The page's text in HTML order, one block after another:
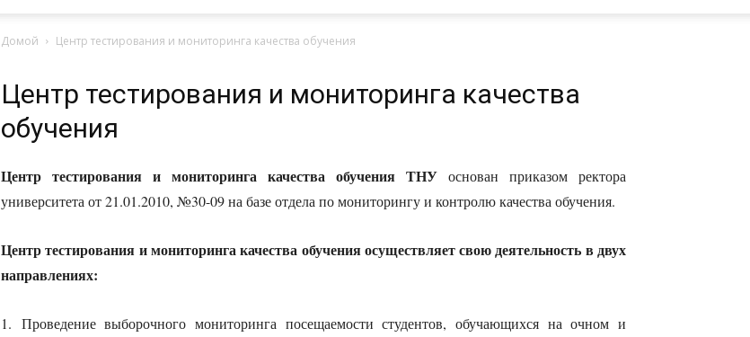
Домой Центр тестирования и мониторинга качества обучения
Центр тестирования и мониторинга качества
обучения
Центр тестирования и мониторинга качества обучения ТНУ основан приказом ректора
университета от 21.01.2010, №30-09 на базе отдела по мониторингу и контролю качества обучения.
Центр тестирования и мониторинга качества обучения осуществляет свою деятельность в двух
направлениях:
1. Проведение выборочного мониторинга посещаемости студентов, обучающихся на очном и